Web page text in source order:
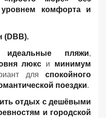
комфорта и
(DBB).
идеальные пляжи,
люкс и минимум
для спокойного
поездки.
отдых с дешёвыми
и городской